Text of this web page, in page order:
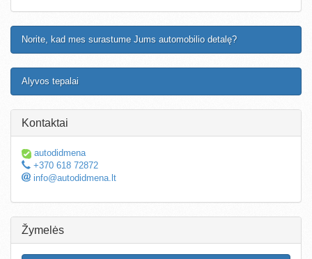
Norite, kad mes surastume Jums automobilio detalę?
Alyvos tepalai
Kontaktai
autodidmena
+370 618 72872
info@autodidmena.lt
Žymelės